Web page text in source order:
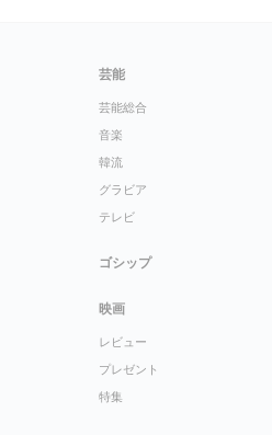
芸能
芸能総合
音楽
韓流
グラビア
テレビ
ゴシップ
映画
レビュー
プレゼント
特集